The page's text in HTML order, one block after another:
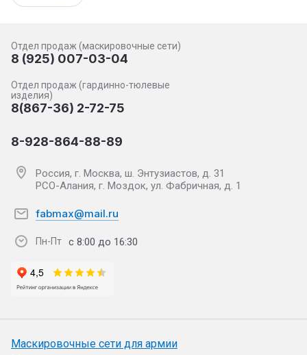
Отдел продаж (маскировочные сети)
8 (925) 007-03-04
Отдел продаж (гардинно-тюлевые
изделия)
8(867-36) 2-72-75
8-928-864-88-89
Россия, г. Москва, ш. Энтузиастов, д. 31
РСО-Алания, г. Моздок, ул. Фабричная, д. 1
fabmax@mail.ru
Пн-Пт с 8:00 до 16:30
Маскировочные сети для армии